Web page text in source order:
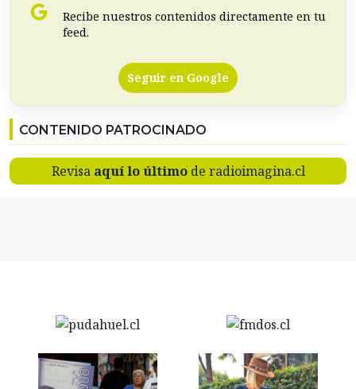
Recibe nuestros contenidos directamente en tu
feed.
Seguir en Google
CONTENIDO PATROCINADO
Revisa aquí lo últimode radioimagina.cl